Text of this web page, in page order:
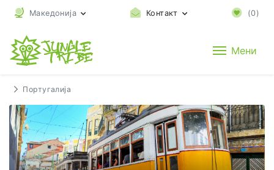
Македонија Контакт (0)
Мени
Португалија